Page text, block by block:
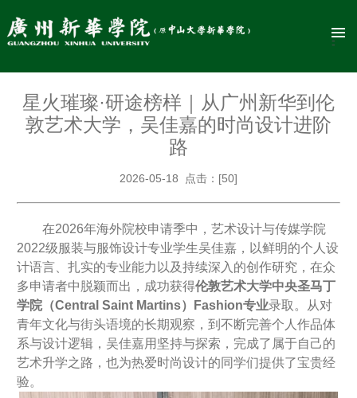
星火璀璨·研途榜样｜从广州新华到伦
敦艺术大学，吴佳嘉的时尚设计进阶
路
2026-05-18 点击：[50]
在2026年海外院校申请季中，艺术设计与传媒学院
2022级服装与服饰设计专业学生吴佳嘉，以鲜明的个人设
计语言、扎实的专业能力以及持续深入的创作研究，在众
多申请者中脱颖而出，成功获得伦敦艺术大学中央圣马丁
学院（Central Saint Martins）Fashion专业录取。从对
青年文化与街头语境的长期观察，到不断完善个人作品体
系与设计逻辑，吴佳嘉用坚持与探索，完成了属于自己的
艺术升学之路，也为热爱时尚设计的同学们提供了宝贵经
验。